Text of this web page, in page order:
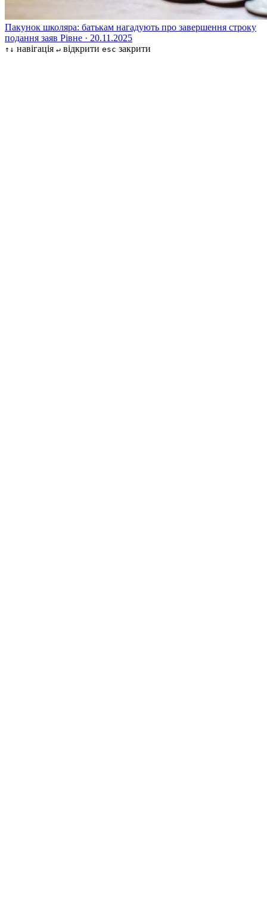
Пакунок школяра: батькам нагадують про завершення строку
подання заяв Рівне · 20.11.2025
↑↓ навігація ↵ відкрити esc закрити